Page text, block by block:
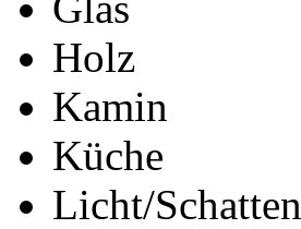
Holz
Kamin
Küche
Licht/Schatten